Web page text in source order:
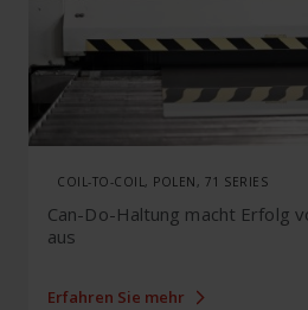
COIL-TO-COIL, POLEN, 71 SERIES
Can-Do-Haltung macht Erfolg
aus
Erfahren Sie mehr